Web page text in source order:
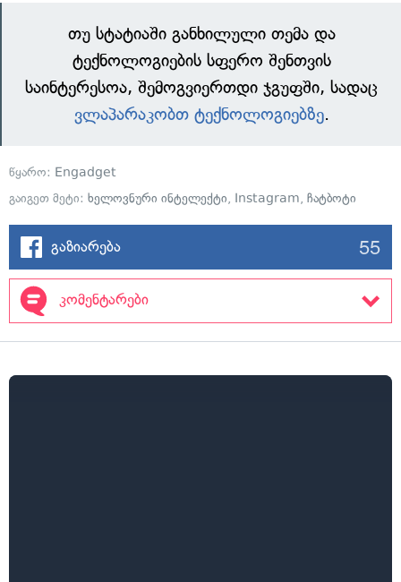
თუ სტატიაში განხილული თემა და
ტექნოლოგიების სფერო შენთვის
საინტერესოა, შემოგვიერთდი ჯგუფში, სადაც
ვლაპარაკობთ ტექნოლოგიებზე.
წყარო: Engadget
გაიგეთ მეტი: ხელოვნური ინტელექტი, Instagram, ჩატბოტი
გაზიარება 55
კომენტარები